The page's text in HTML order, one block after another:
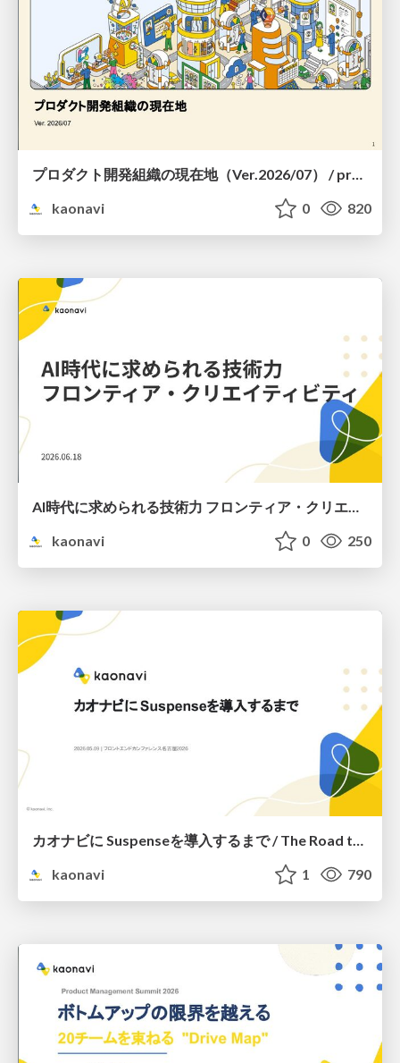
プロダクト開発組織の現在地（Ver.2026/07） / product-organization
kaonavi
0 820
AI時代に求められる技術力 フロンティア・クリエイティビティ / Technical Excellence in the AI Era: Frontier Creativity
kaonavi
0 250
カオナビに Suspenseを導入するまで / The Road to Suspense at kaonavi
kaonavi
1 790